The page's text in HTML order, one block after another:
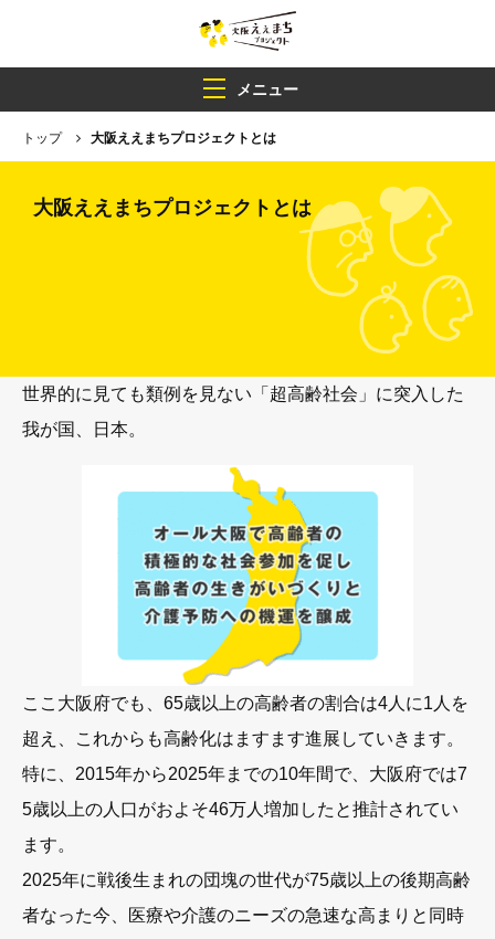
メニュー
トップ 大阪ええまちプロジェクトとは
大阪ええまちプロジェクトとは
世界的に見ても類例を見ない「超高齢社会」に突入した
我が国、日本。
ここ大阪府でも、65歳以上の高齢者の割合は4人に1人を
超え、これからも高齢化はますます進展していきます。
特に、2015年から2025年までの10年間で、大阪府では7
5歳以上の人口がおよそ46万人増加したと推計されてい
ます。
2025年に戦後生まれの団塊の世代が75歳以上の後期高齢
者なった今、医療や介護のニーズの急速な高まりと同時